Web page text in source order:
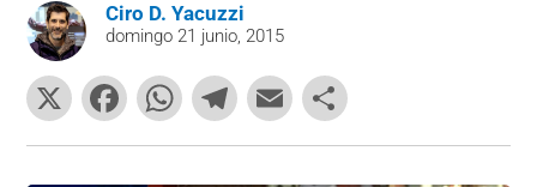
Ciro D. Yacuzzi
domingo 21 junio, 2015
X
F
a
c
W
h
at
T
el
e
E
m
ai
o
m